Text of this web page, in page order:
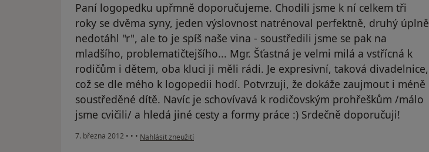
Paní logopedku upřmně doporučujeme. Chodili jsme k ní celkem tři
roky se dvěma syny, jeden výslovnost natrénoval perfektně, druhý úplně
nedotáhl "r", ale to je spíš naše vina - soustředili jsme se pak na
mladšího, problematičtejšího... Mgr. Šťastná je velmi milá a vstřícná k
rodičům i dětem, oba kluci ji měli rádi. Je expresivní, taková divadelnice,
což se dle mého k logopedii hodí. Potvrzuji, že dokáže zaujmout i méně
soustředěné dítě. Navíc je schovívavá k rodičovským prohřeškům /málo
jsme cvičili/ a hledá jiné cesty a formy práce :) Srdečně doporučuji!
7. března 2012 • • • podle názoru uživatele Váš účet byl odstraněn
Nahlásit zneužití